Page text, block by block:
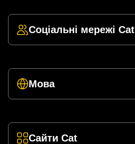
Соціальні мережі Cat
Мова
Сайти Cat